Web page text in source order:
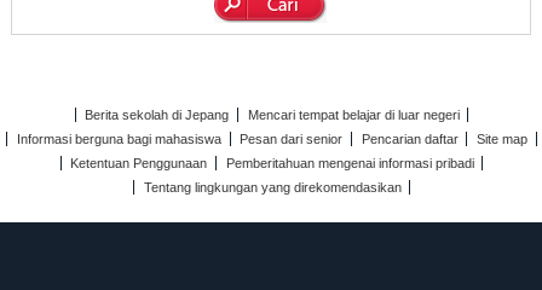
Berita sekolah di Jepang
Mencari tempat belajar di luar negeri
Informasi berguna bagi mahasiswa
Pesan dari senior Pencarian daftar
Site map
Ketentuan Penggunaan
Pemberitahuan mengenai informasi pribadi
Tentang lingkungan yang direkomendasikan